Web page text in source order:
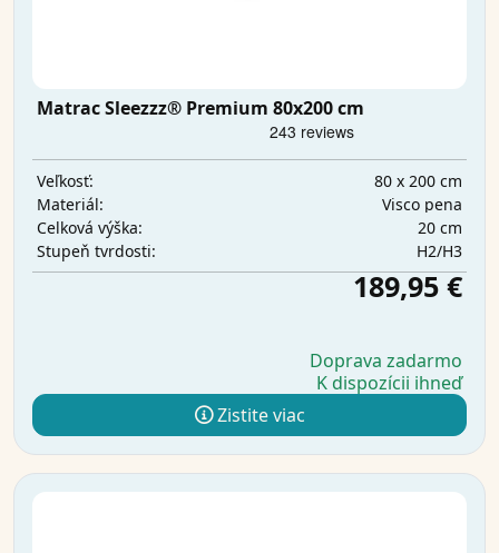
Matrac Sleezzz® Premium 80x200 cm
Veľkosť:
80 x 200 cm
Materiál:
Visco pena
Celková výška:
20 cm
Stupeň tvrdosti:
H2/H3
189,95 €
Doprava zadarmo
K dispozícii ihneď
Zistite viac